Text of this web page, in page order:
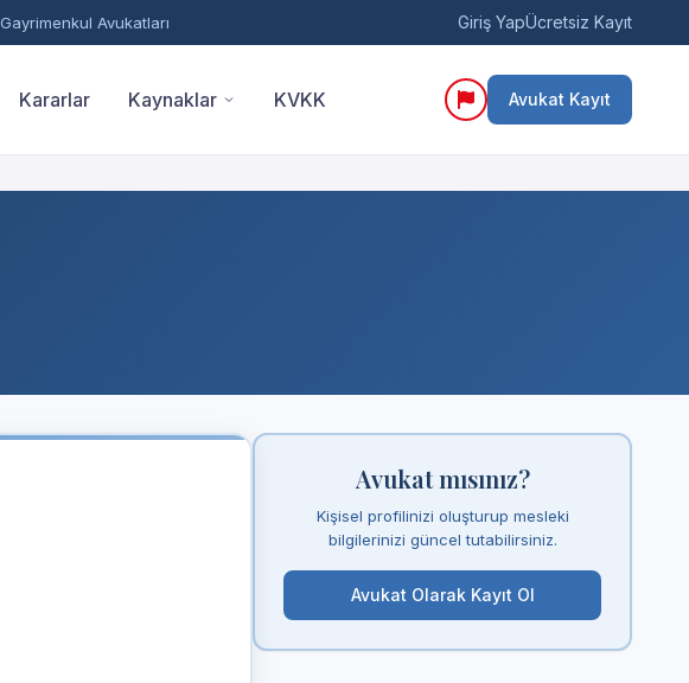
Gayrimenkul Avukatları Giriş YapÜcretsiz Kayıt
Kararlar Kaynaklar KVKK Avukat Kayıt
Avukat mısınız?
Kişisel profilinizi oluşturup mesleki
bilgilerinizi güncel tutabilirsiniz.
Avukat Olarak Kayıt Ol